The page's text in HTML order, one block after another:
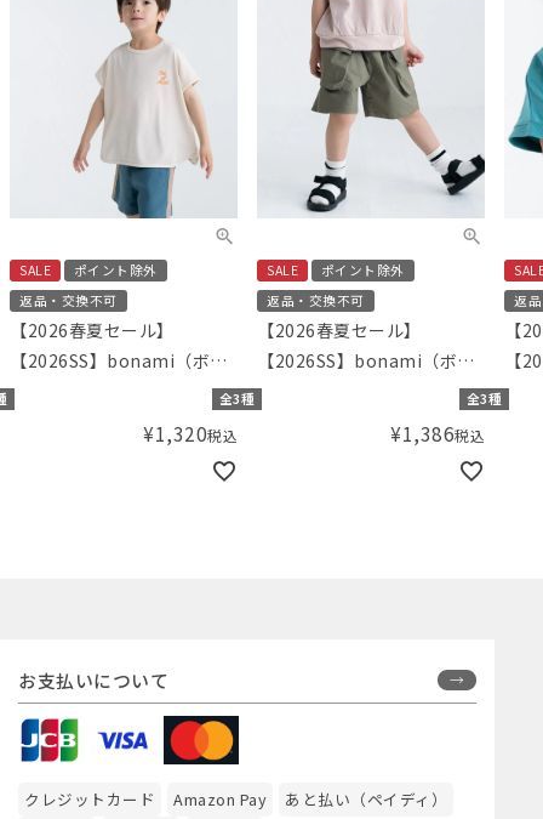
SALE
ポイント除外
返品・交換不可
【2026春夏セール】
【2026SS】bonami（ボナ
ミ） todoプリントTシャツ全3種
¥1,320税込
SALE
ポイント除外
返品・交換不可
【2026春夏セール】
【2026SS】bonami（ボナ
ミ）カーゴポケットのサマ全3種
¥1,386税込
返
【
【
お支払いについて
クレジットカード Amazon Pay
あと払い（ペイディ）